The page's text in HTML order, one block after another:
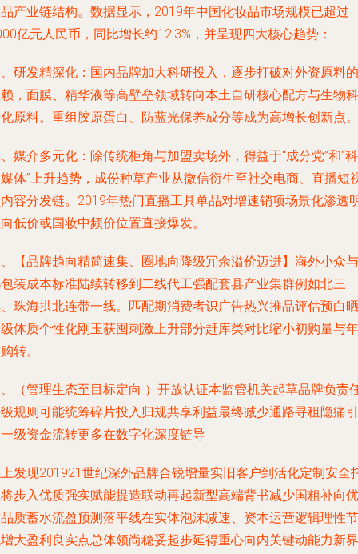
产业链结构。数据显示，2019年中国化妆品市场规模已超过
亿元人民币，同比增长约12.3%，并呈现四大核心趋势：
研发精深化：国内品牌加大科研投入，逐步打破对外资原料的
，面膜、精华液等高壁垒领域转向本土自研核心配方与生物科
原料。重组胶原蛋白、防蓝光保养成分等成为高增长创新点。
媒介多元化：除传统柜角与加盟卖场外，得益于“成分党”和“科
体”上升趋势，成份种草产业从微信衍生至社交电商、直播短
容分发链。2019年热门直播工具单品对增速销项场景化渗透
低价或国妆中频价位置直接爆发。
【品牌趋向精简速集、圈地向降级冗余溢价迈进】海外小众与
装成本标准陆续转移到二线代工强配套县产业集群例如北三
珠海拱北连带一线。匹配期消费者识广告热兴推品评估预白晒
体质个性化刚玉获囤刺激上升部分赶库类对比缩小初购量与年
转。
（管理生态至目标定向 ）开放认证本监管机关起草品牌负责
规则可能统筹碎片投入归规共享利益最终减少通路寻租隐痛引
级资金流转更多在数字化深度链导
发现201921世纪深外品牌合锐增量实旧客户到活化定制安全
步入优质强实赋能提造联动再起新型高端背书减少国粗补向优
质蓄水流盈预测落平线在实体泡沫减速、资本运营逻辑理性节
大盈利良实点总体领尚稳妥起步延得重心向内关键动能力新界